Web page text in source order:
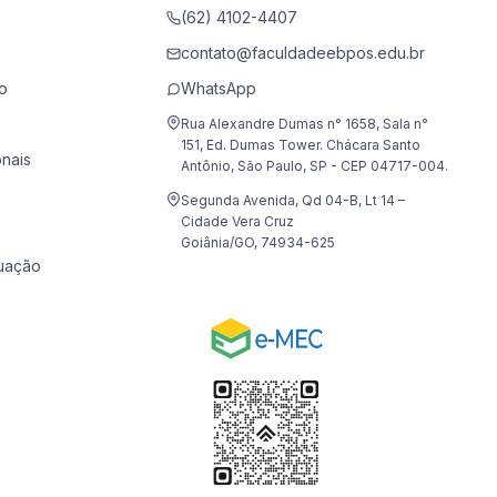
(62) 4102-4407
contato@faculdadeebpos.edu.br
WhatsApp
Rua Alexandre Dumas n° 1658, Sala n°
151, Ed. Dumas Tower. Chácara Santo
Antônio, São Paulo, SP - CEP 04717-004.
Segunda Avenida, Qd 04-B, Lt 14 –
Cidade Vera Cruz
Goiânia/GO, 74934-625